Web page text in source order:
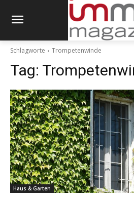
Schlagworte Trompetenwinde
Tag:
Haus & Garten